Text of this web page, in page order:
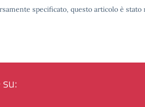
specificato, questo articolo è